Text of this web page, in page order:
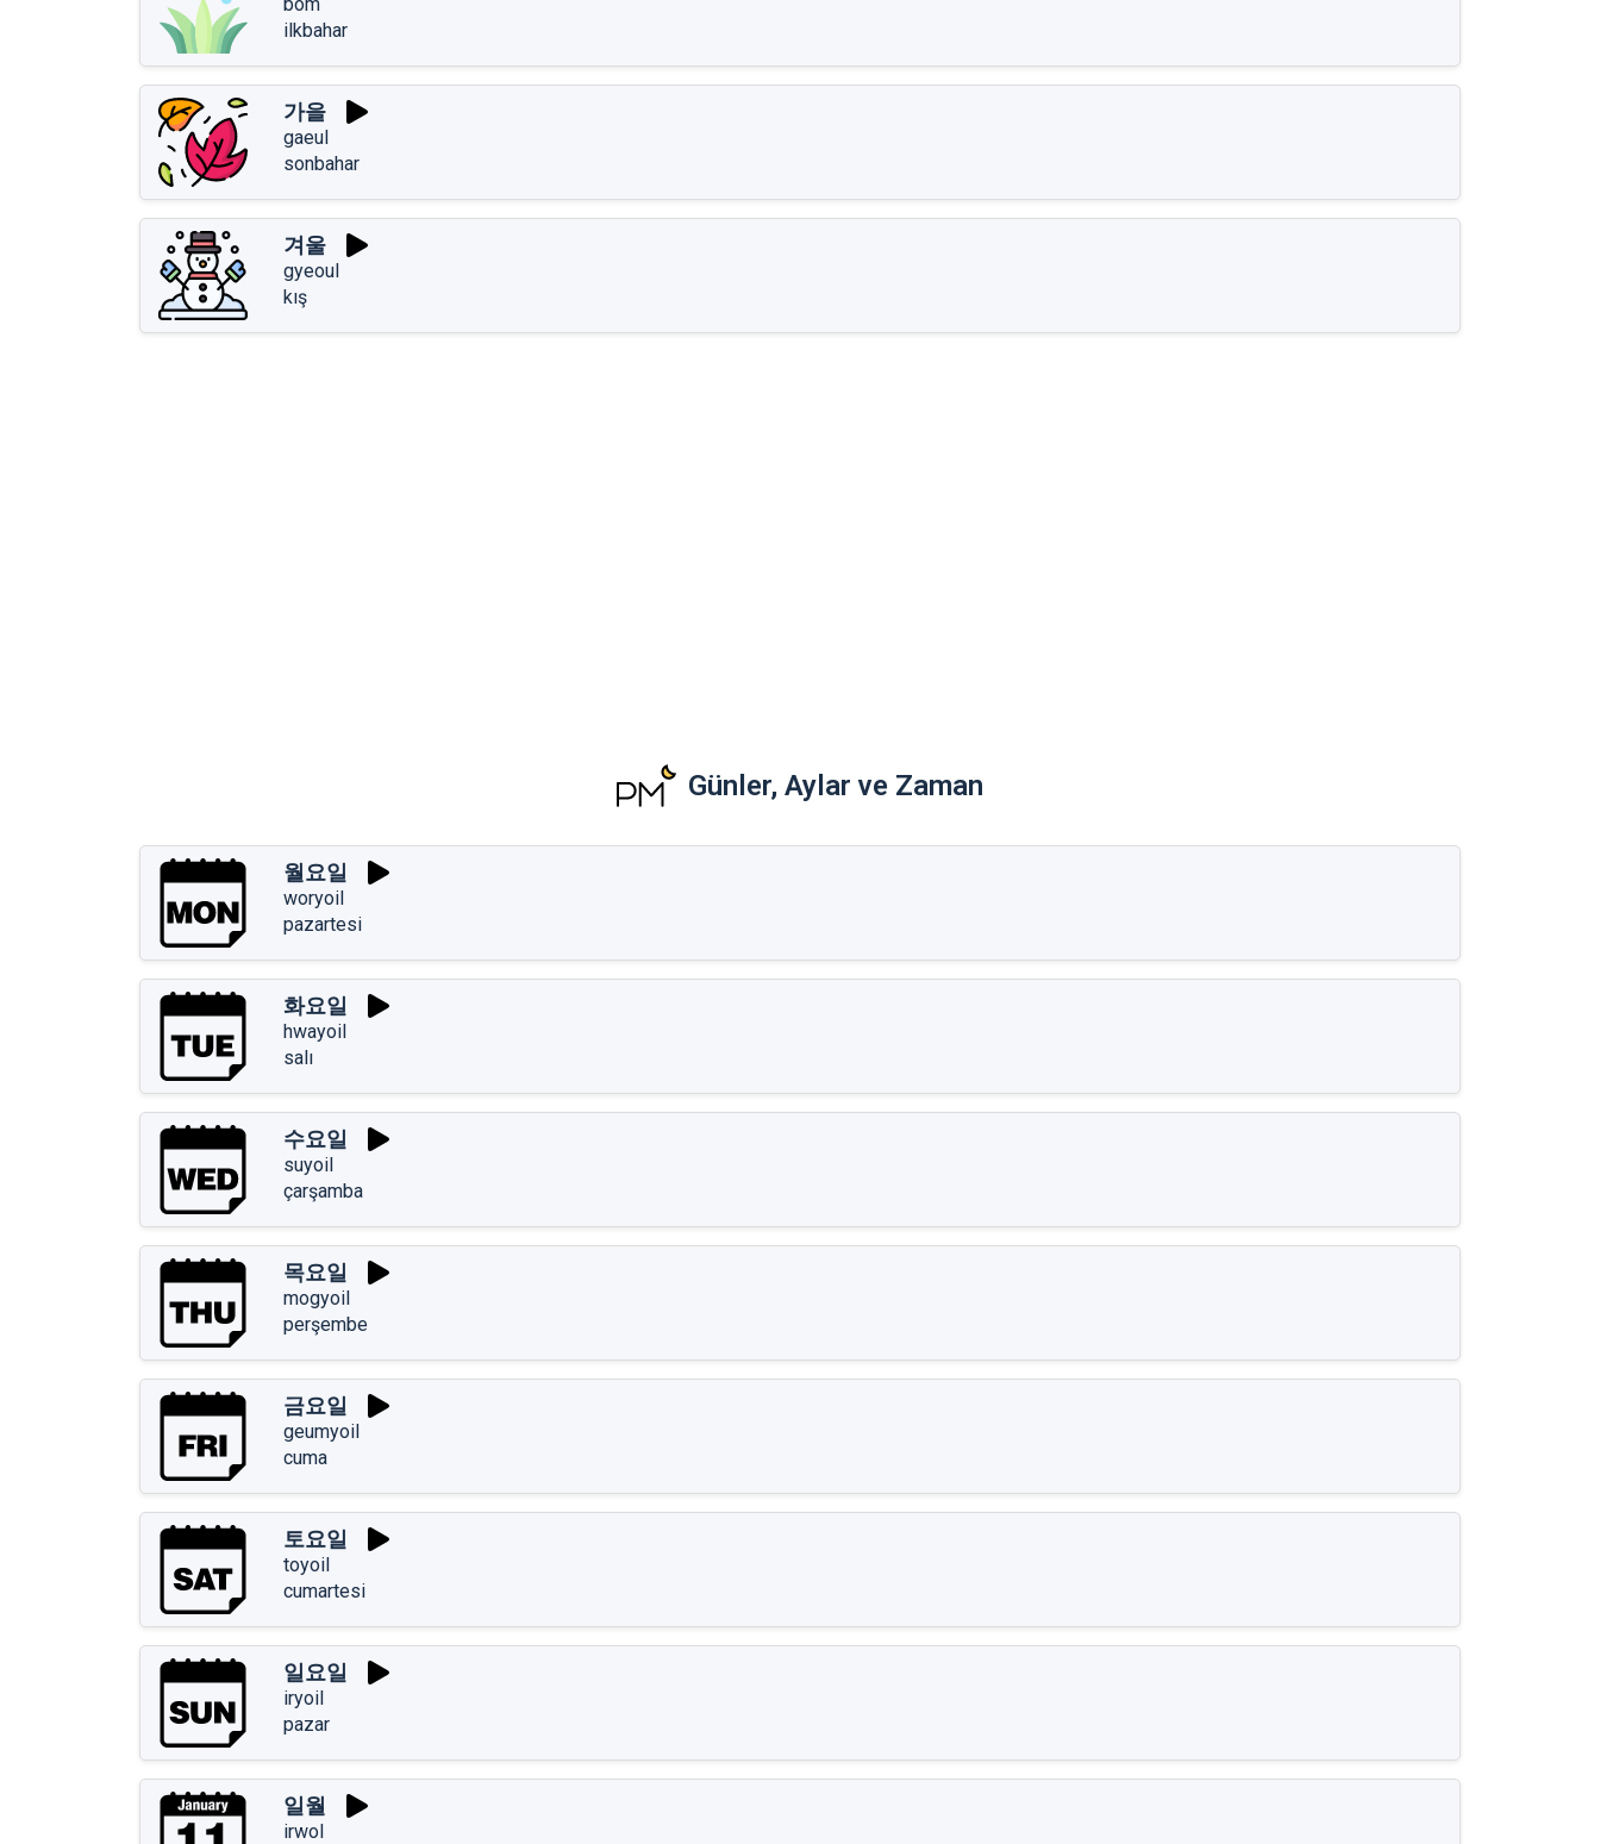
ilkbahar
가을
gaeul
sonbahar
겨울
gyeoul
kış
Günler, Aylar ve Zaman
월요일
woryoil
pazartesi
화요일
hwayoil
salı
수요일
suyoil
çarşamba
목요일
mogyoil
perşembe
금요일
geumyoil
cuma
토요일
toyoil
cumartesi
일요일
iryoil
pazar
일월
irwol